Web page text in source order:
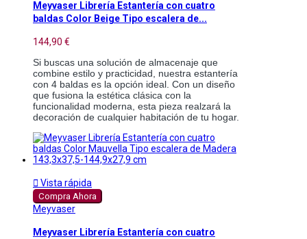
Meyvaser Librería Estantería con cuatro
baldas Color Beige Tipo escalera de...
144,90 €
Si buscas una solución de almacenaje que
combine estilo y practicidad, nuestra estantería
con 4 baldas es la opción ideal. Con un diseño
que fusiona la estética clásica con la
funcionalidad moderna, esta pieza realzará la
decoración de cualquier habitación de tu hogar.
 Vista rápida
Compra Ahora
Meyvaser
Meyvaser Librería Estantería con cuatro